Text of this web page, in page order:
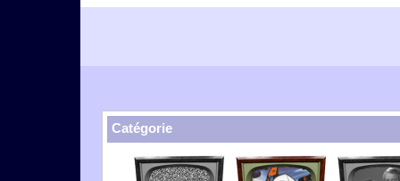
Catégorie